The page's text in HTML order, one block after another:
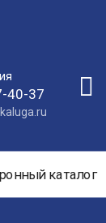
40-37
каталог